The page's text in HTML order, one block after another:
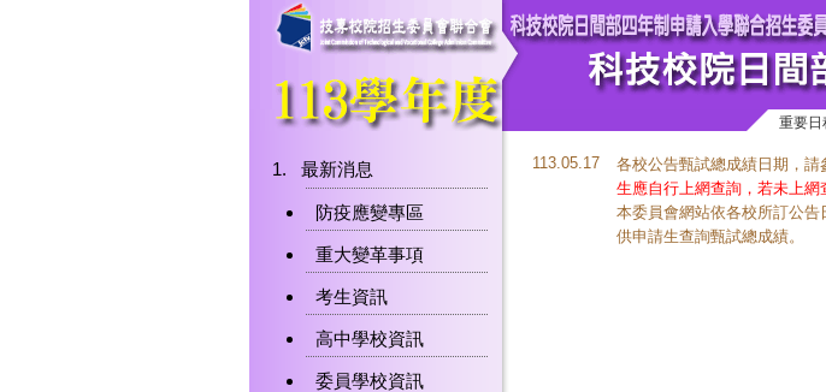
重要日
最新消息
防疫應變專區
重大變革事項
考生資訊
高中學校資訊
委員學校資訊
113.05.17 各校公告甄試總成績日期，請
生應自行上網查詢，若未上
本委員會網站依各校所訂公告
供申請生查詢甄試總成績。